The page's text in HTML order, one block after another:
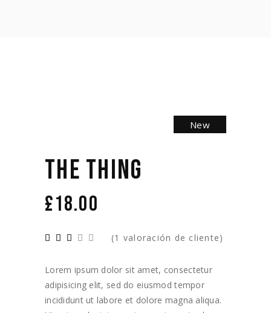
New
THE THING
£18.00
(1 valoración de cliente)
Lorem ipsum dolor sit amet, consectetur
adipisicing elit, sed do eiusmod tempor
incididunt ut labore et dolore magna aliqua.